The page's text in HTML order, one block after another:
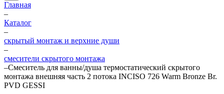
Главная
–
Каталог
–
скрытый монтаж и верхние души
–
смесители скрытого монтажа
–Смеситель для ванны/душа термостатический скрытого
монтажа внешняя часть 2 потока INCISO 726 Warm Bronze Br.
PVD GESSI